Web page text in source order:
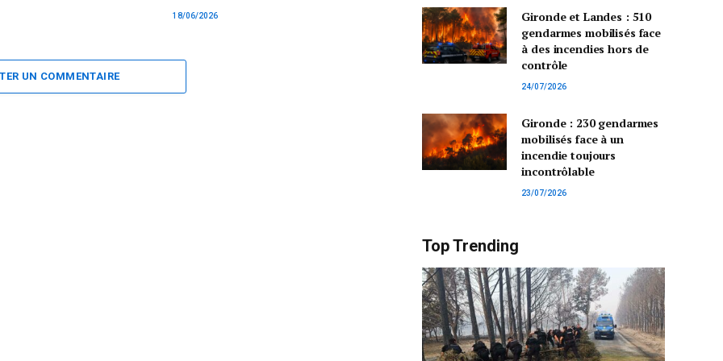
18/06/2026
UN COMMENTAIRE
Gironde et Landes : 510
gendarmes mobilisés face
à des incendies hors de
contrôle
24/07/2026
Gironde : 230 gendarmes
mobilisés face à un
incendie toujours
incontrôlable
23/07/2026
Top Trending